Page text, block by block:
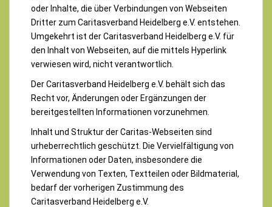
oder Inhalte, die über Verbindungen von Webseiten
Dritter zum Caritasverband Heidelberg e.V. entstehen.
Umgekehrt ist der Caritasverband Heidelberg e.V. für
den Inhalt von Webseiten, auf die mittels Hyperlink
verwiesen wird, nicht verantwortlich.
Der Caritasverband Heidelberg e.V. behält sich das
Recht vor, Änderungen oder Ergänzungen der
bereitgestellten Informationen vorzunehmen.
Inhalt und Struktur der Caritas-Webseiten sind
urheberrechtlich geschützt. Die Vervielfältigung von
Informationen oder Daten, insbesondere die
Verwendung von Texten, Textteilen oder Bildmaterial,
bedarf der vorherigen Zustimmung des
Caritasverband Heidelberg e.V.